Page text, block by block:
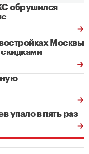
обрушился
Москвы
упало в пять раз